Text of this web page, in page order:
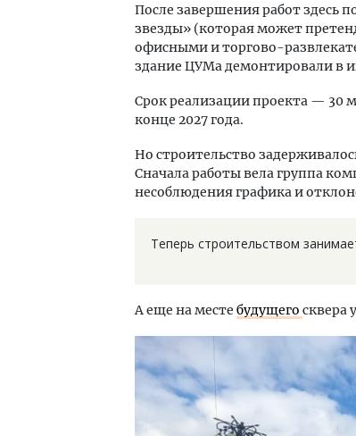
После завершения работ здесь
звезды» (которая может
офисными и торгово-
здание ЦУМа демонтировали в
Срок реализации проекта — 30
конце 2027 года.
Но строительство
Сначала работы вела группа
несоблюдения графика и
Теперь строительством
А еще на месте будущего сквера